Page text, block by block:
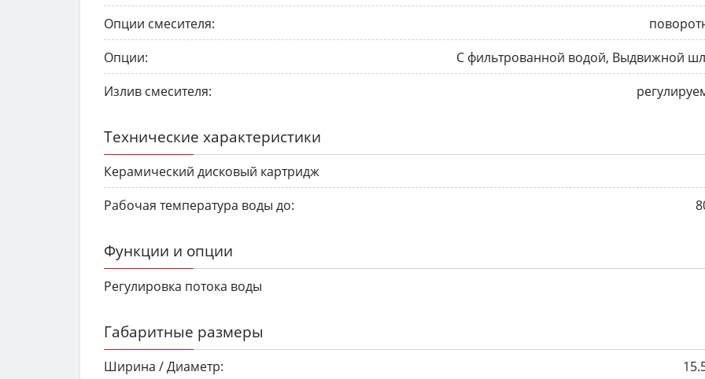
Опции смесителя:
Опции:
С фильтрованной водой, Выдвижной
Излив смесителя:
Технические характеристики
Керамический дисковый картридж
Рабочая температура воды до:
Функции и опции
Регулировка потока воды
Габаритные размеры
Ширина / Диаметр: